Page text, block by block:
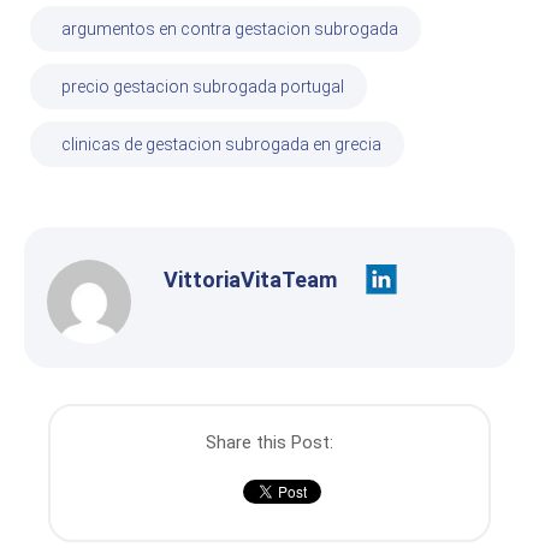
argumentos en contra gestacion subrogada
precio gestacion subrogada portugal
clinicas de gestacion subrogada en grecia
VittoriaVitaTeam
Share this Post: